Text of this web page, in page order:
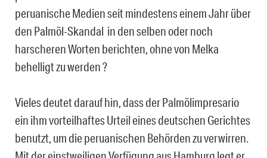
peruanische Medien seit mindestens einem Jahr über
den Palmöl-Skandal in den selben oder noch
harscheren Worten berichten, ohne von Melka
behelligt zu werden ?
Vieles deutet darauf hin, dass der Palmölimpresario
ein ihm vorteilhaftes Urteil eines deutschen Gerichtes
benutzt, um die peruanischen Behörden zu verwirren.